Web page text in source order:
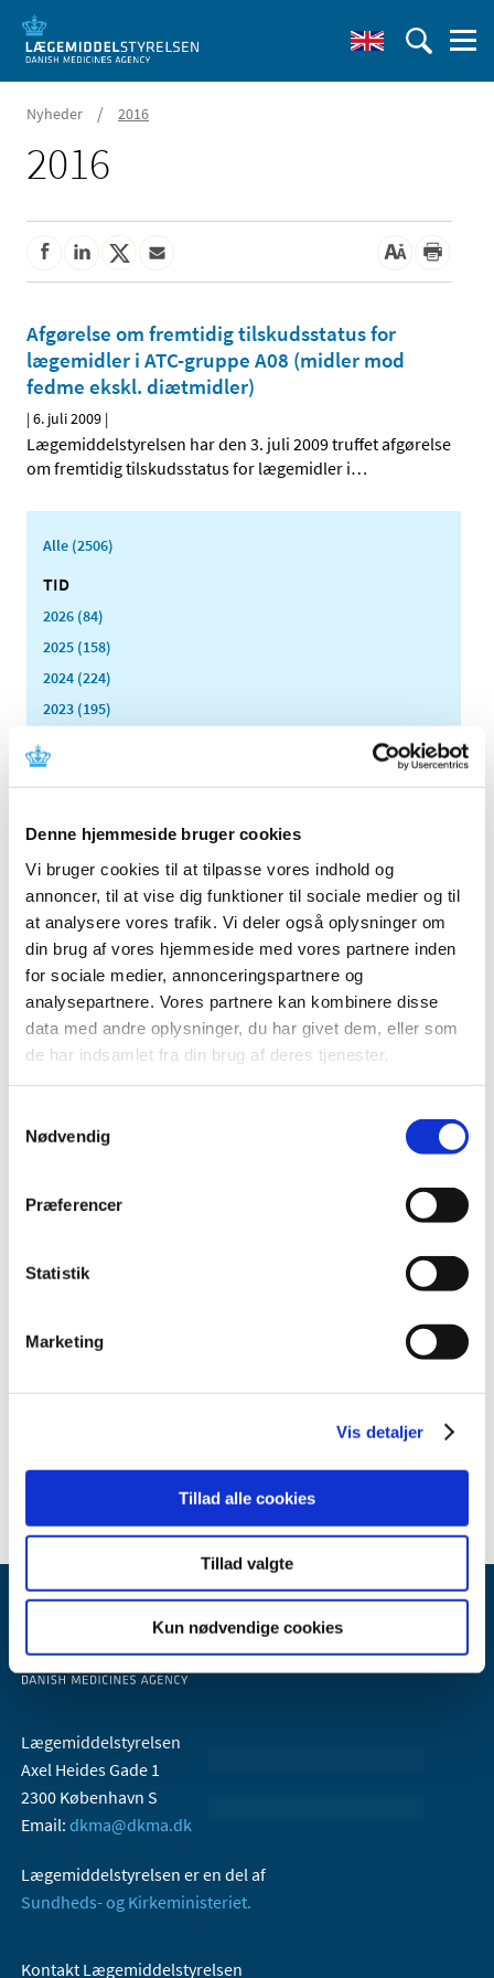
Denne hjemmeside bruger cookies
Vi bruger cookies til at tilpasse vores indhold og
annoncer, til at vise dig funktioner til sociale medier og til
at analysere vores trafik. Vi deler også oplysninger om
din brug af vores hjemmeside med vores partnere inden
for sociale medier, annonceringspartnere og
analysepartnere. Vores partnere kan kombinere disse
data med andre oplysninger, du har givet dem, eller som
de har indsamlet fra din brug af deres tjenester.
Nødvendig
Præferencer
Statistik
Marketing
Vis detaljer
Tillad alle cookies
Tillad valgte
Kun nødvendige cookies
Nyheder / 2016
2016
Afgørelse om fremtidig tilskudsstatus for
lægemidler i ATC-gruppe A08 (midler mod
fedme ekskl. diætmidler)
|6. juli 2009 |
Lægemiddelstyrelsen har den 3. juli 2009 truffet afgørelse
om fremtidig tilskudsstatus for lægemidler i…
Alle (2506)
TID
2026 (84)
2025 (158)
2024 (224)
2023 (195)
2021 (516)
2019 (159)
2018 (150)
2017 (167)
2016 (167)
2015 (33)
2014 (44)
2013 (49)
2012 (44)
2009 (14)
november (1)
juli (1)
april (2)
2005 (2)
Lægemiddelstyrelsen
Axel Heides Gade 1
2300 København S
Email: dkma@dkma.dk
Lægemiddelstyrelsen er en del af
Sundheds- og Kirkeministeriet.
Kontakt Lægemiddelstyrelsen